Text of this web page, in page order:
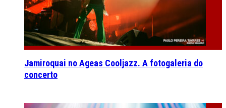
Jamiroquai no Ageas Cooljazz. A fotogaleria do
concerto